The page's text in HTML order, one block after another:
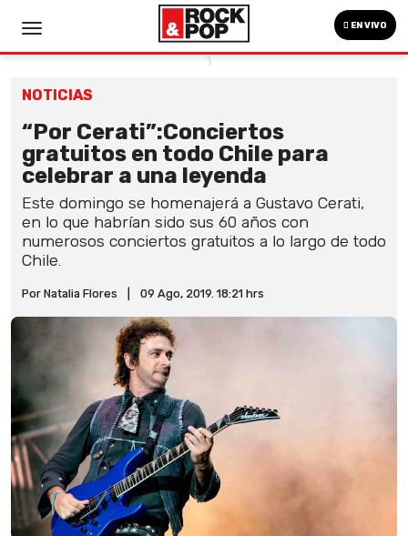
EN VIVO
NOTICIAS
“Por Cerati”:Conciertos
gratuitos en todo Chile para
celebrar a una leyenda
Este domingo se homenajerá a Gustavo Cerati,
en lo que habrían sido sus 60 años con
numerosos conciertos gratuitos a lo largo de todo
Chile.
Por Natalia Flores 09 Ago, 2019. 18:21 hrs